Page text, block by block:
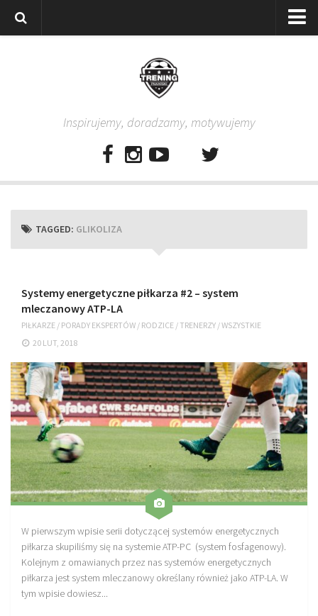
Rodzice
Aplikacja Pro Training – Trening Piłkarski
Plan treningowy “Piłkarski W-F w domu”
Poręcze do ćwiczeń PRO TRAINING
Drążki do ćwiczeń PRO TRAINING
Guma oporowa PRO TRAINING
PRODUKTY
Piłkarska Kuchnia
Poradnik Piłkarza
Zeszyt Trenera
Dziennik Piłkarza
Planer Trenera – dziennik, konspekty, notatki
Plany treningowe
Program treningowy zapobieganie kontuzjom
Inspirujemy, doradzamy, motywujemy
TAGGED: GLIKOLIZA
Systemy energetyczne piłkarza #2 – system
mleczanowy ATP-LA
PIŁKARZE / PORADY EKSPERTÓW / RODZICE /TRENERZY /WSZYSTKIE
20 LUT, 2018
W pierwszym wpisie serii dotyczącej systemów energetycznych
piłkarza skupiliśmy się na systemie ATP-PC (system fosfagenowy).
Kolejnym z omawianych przez nas systemów energetycznych
piłkarza jest system mleczanowy określany również jako ATP-LA. W
tym wpisie dowiesz...